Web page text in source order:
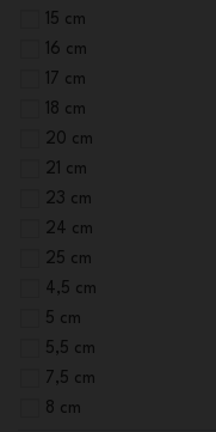
15 cm
16 cm
17 cm
18 cm
20 cm
21 cm
23 cm
24 cm
25 cm
4,5 cm
5 cm
5,5 cm
7,5 cm
8 cm